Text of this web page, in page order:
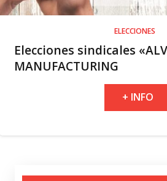
ELECCIONES
Elecciones sindicales
MANUFACTURING
+ INFO